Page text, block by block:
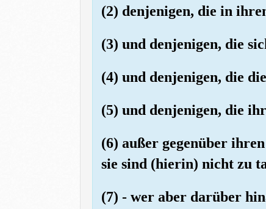
(2) denjenigen, die in
(3) und denjenigen, die
(4) und denjenigen, die
(5) und denjenigen, die
(6) außer gegenüber
sie sind (hierin) nicht zu
(7) - wer aber darüber